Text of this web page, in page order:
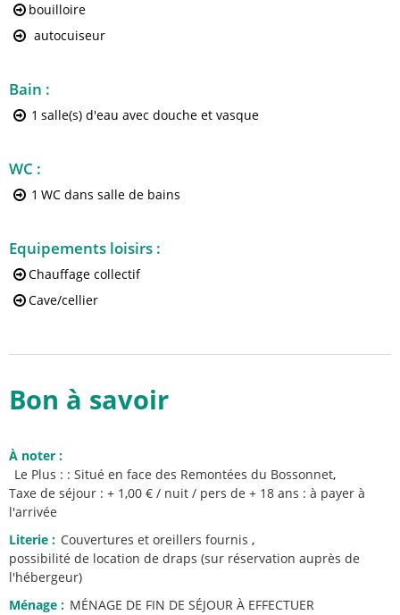
bouilloire
autocuiseur
Bain :
1 salle(s) d'eau avec douche et vasque
WC :
1 WC dans salle de bains
Equipements loisirs :
Chauffage collectif
Cave/cellier
Bon à savoir
À noter :
Le Plus : : Situé en face des Remontées du Bossonnet
Taxe de séjour : + 1,00 € / nuit / pers de + 18 ans : à payer à
l'arrivée
Literie : Couvertures et oreillers fournis
possibilité de location de draps (sur réservation auprès de
l'hébergeur)
Ménage : MÉNAGE DE FIN DE SÉJOUR À EFFECTUER